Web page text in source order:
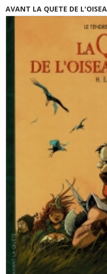
AVANT LA QUETE DE